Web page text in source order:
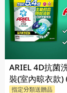
ARIEL 4D抗菌
裝(室內晾衣款)
指定分類送贈品